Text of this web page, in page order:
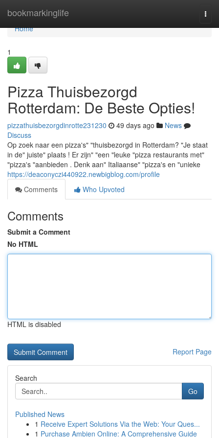
bookmarkinglife
Home
Home
1
Pizza Thuisbezorgd
Rotterdam: De Beste Opties!
pizzathuisbezorgdinrotte231230 49 days ago
News
Discuss
Op zoek naar een pizza's" "thuisbezorgd in Rotterdam? "Je staat
in de" juiste" plaats ! Er zijn" "een "leuke "pizza restaurants met"
"pizza's "aanbieden . Denk aan" Italiaanse" "pizza's en "unieke
https://deaconyczi440922.newbigblog.com/profile
Comments
Who Upvoted
Comments
Submit a Comment
No HTML
HTML is disabled
Report Page
Search
Go
Published News
1 Receive Expert Solutions Via the Web: Your Ques...
1 Purchase Ambien Online: A Comprehensive Guide